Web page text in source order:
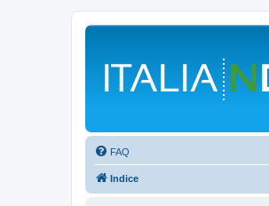
FAQ
Indice